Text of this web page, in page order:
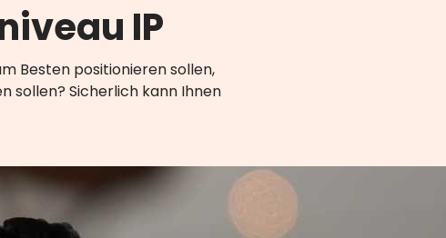
IP
Besten positionieren sollen,
sollen? Sicherlich kann Ihnen